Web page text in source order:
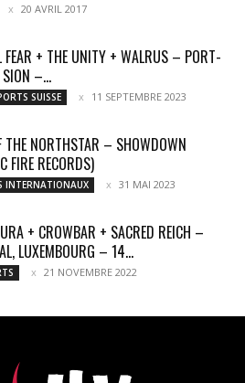
20 AVRIL 2017
FEAR + THE UNITY + WALRUS – PORT-
SION –...
SUISSE 11 SEPTEMBRE 2023
THE NORTHSTAR – SHOWDOWN
FIRE RECORDS)
INTERNATIONAUX 31 MAI 2023
+ CROWBAR + SACRED REICH –
LUXEMBOURG – 14...
21 NOVEMBRE 2022